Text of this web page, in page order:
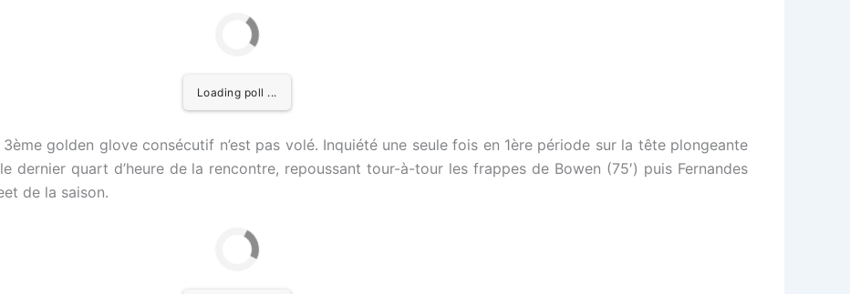
Loading poll ...
golden glove consécutif n’est pas volé. Inquiété une seule fois en 1ère période sur la tête plongeante
dernier quart d’heure de la rencontre, repoussant tour-à-tour les frappes de Bowen (75′) puis Fernandes
de la saison.